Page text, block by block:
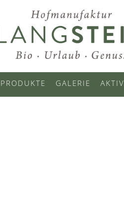
PRODUKTE GALERIE AKTIV